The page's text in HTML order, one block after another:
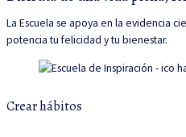
La Escuela se apoya en la evidencia
potencia tu felicidad y tu bienestar.
Crear hábitos